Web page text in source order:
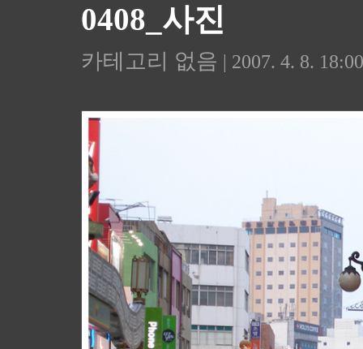
0408_사진
카테고리 없음 | 2007. 4. 8. 18:00